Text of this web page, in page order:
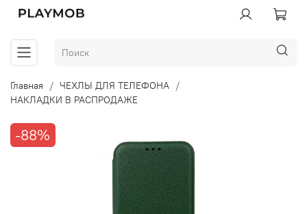
Главная
ЧЕХЛЫ ДЛЯ ТЕЛЕФОНА
НАКЛАДКИ В РАСПРОДАЖЕ
-88%